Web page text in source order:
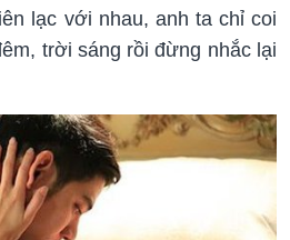
lạc với nhau, anh ta chỉ coi
trời sáng rồi đừng nhắc lại